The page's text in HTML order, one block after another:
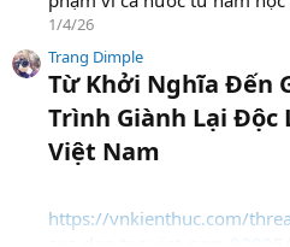
1/4/26
Trang Dimple
Từ Khởi Nghĩa Đến
Trình Giành Lại Độc
Việt Nam​
https://vnkienthuc.com/